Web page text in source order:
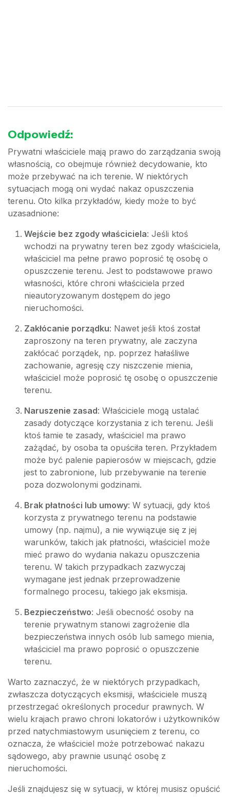
Odpowiedź:
Prywatni właściciele mają prawo do zarządzania swoją
własnością, co obejmuje również decydowanie, kto
może przebywać na ich terenie. W niektórych
sytuacjach mogą oni wydać nakaz opuszczenia
terenu. Oto kilka przykładów, kiedy może to być
uzasadnione:
Wejście bez zgody właściciela: Jeśli ktoś
wchodzi na prywatny teren bez zgody właściciela,
właściciel ma pełne prawo poprosić tę osobę o
opuszczenie terenu. Jest to podstawowe prawo
własności, które chroni właściciela przed
nieautoryzowanym dostępem do jego
nieruchomości.
Zakłócanie porządku: Nawet jeśli ktoś został
zaproszony na teren prywatny, ale zaczyna
zakłócać porządek, np. poprzez hałaśliwe
zachowanie, agresję czy niszczenie mienia,
właściciel może poprosić tę osobę o opuszczenie
terenu.
Naruszenie zasad: Właściciele mogą ustalać
zasady dotyczące korzystania z ich terenu. Jeśli
ktoś łamie te zasady, właściciel ma prawo
zażądać, by osoba ta opuściła teren. Przykładem
może być palenie papierosów w miejscach, gdzie
jest to zabronione, lub przebywanie na terenie
poza dozwolonymi godzinami.
Brak płatności lub umowy: W sytuacji, gdy ktoś
korzysta z prywatnego terenu na podstawie
umowy (np. najmu), a nie wywiązuje się z jej
warunków, takich jak płatności, właściciel może
mieć prawo do wydania nakazu opuszczenia
terenu. W takich przypadkach zazwyczaj
wymagane jest jednak przeprowadzenie
formalnego procesu, takiego jak eksmisja.
Bezpieczeństwo: Jeśli obecność osoby na
terenie prywatnym stanowi zagrożenie dla
bezpieczeństwa innych osób lub samego mienia,
właściciel ma prawo poprosić o opuszczenie
terenu.
Warto zaznaczyć, że w niektórych przypadkach,
zwłaszcza dotyczących eksmisji, właściciele muszą
przestrzegać określonych procedur prawnych. W
wielu krajach prawo chroni lokatorów i użytkowników
przed natychmiastowym usunięciem z terenu, co
oznacza, że właściciel może potrzebować nakazu
sądowego, aby prawnie usunąć osobę z
nieruchomości.
Jeśli znajdujesz się w sytuacji, w której musisz opuścić